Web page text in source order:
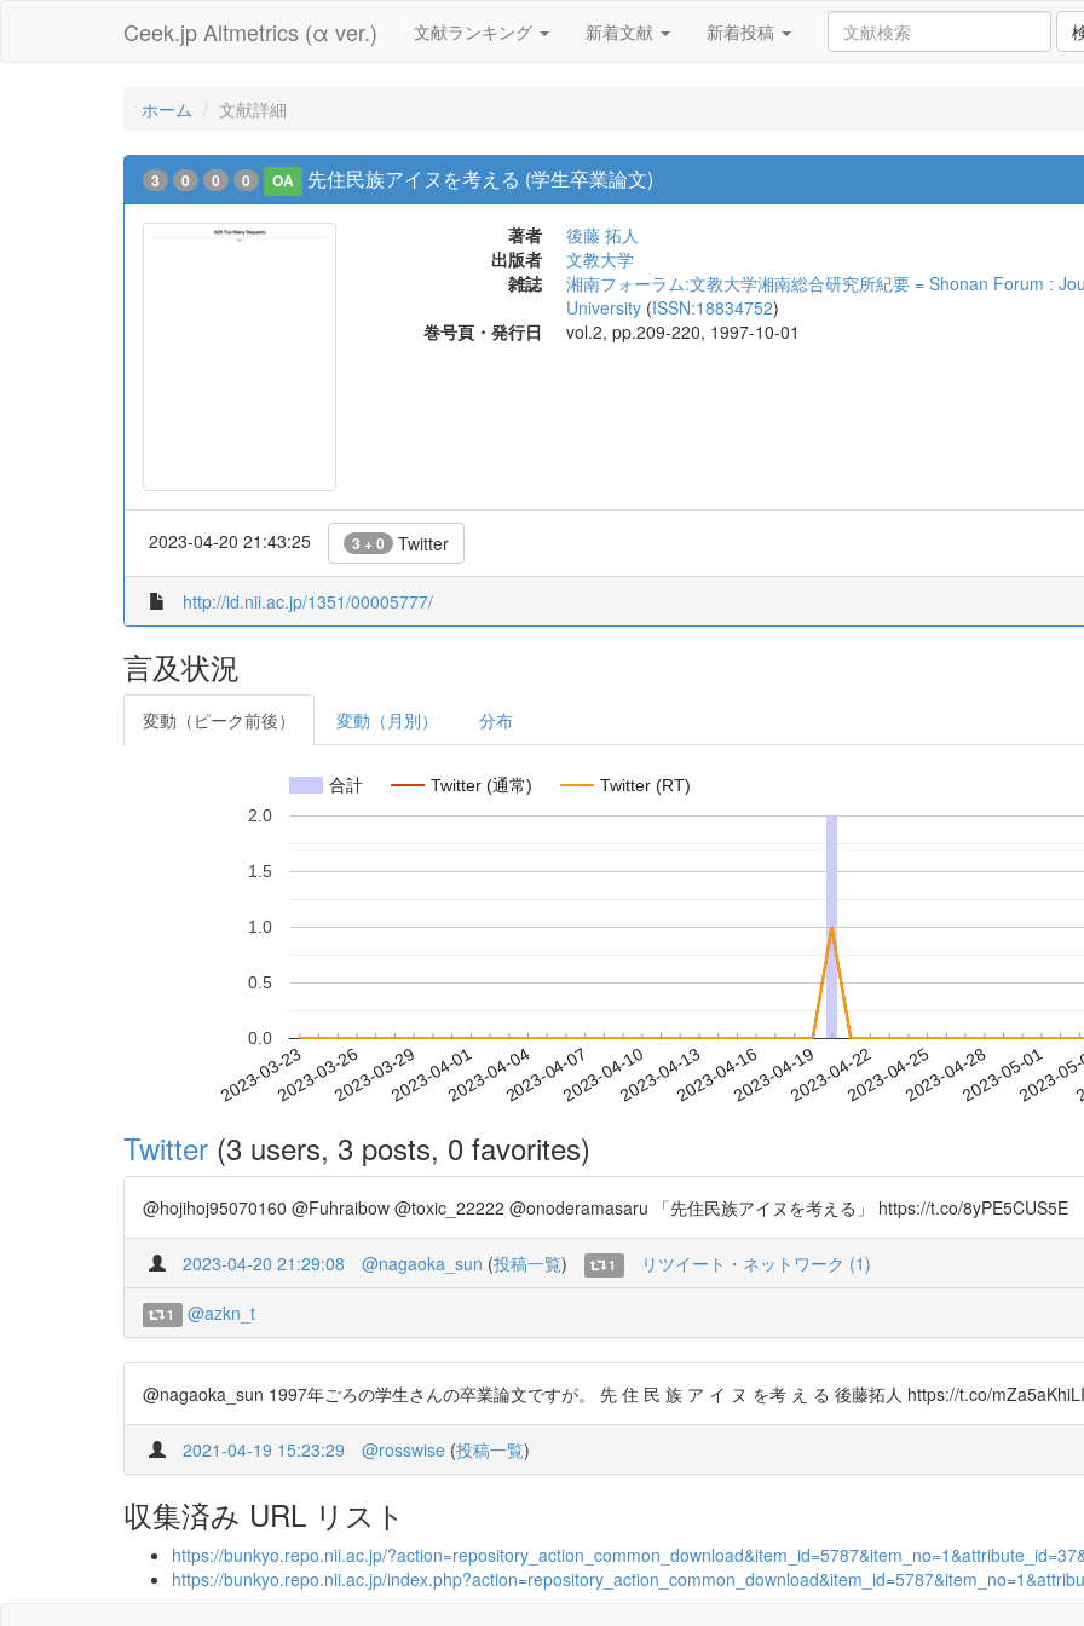
Ceek.jp Altmetrics (α ver.) 文献ランキング 新着文献 新着投稿
ホーム 文献詳細
3 0 0 0 OA 先住民族アイヌを考える (学生卒業論文)
著者
後藤 拓人
出版者
文教大学
雑誌
湘南フォーラム:文教大学湘南総合研究所紀要 = Shonan Forum :
University (ISSN:18834752)
巻号頁・発行日
vol.2, pp.209-220, 1997-10-01
2023-04-20 21:43:25 3 + 0 Twitter
http://id.nii.ac.jp/1351/00005777/
言及状況
変動（ピーク前後） 変動（月別） 分布
合計 Twitter (通常) Twitter (RT)
2023-03-232023-03-262023-03-292023-04-012023-04-042023-04-072023-04-102023-04-132023-04-162023-04-192023-04-222023-04-252023-04-282023-05-01
2023-
0.0
0.5
1.0
1.5
2.0
Twitter (3 users, 3 posts, 0 favorites)
@hojihoj95070160 @Fuhraibow @toxic_22222 @onoderamasaru 「先住民族アイヌを考える」 https://t.co/8yPE5CUS5E
2023-04-20 21:29:08 @nagaoka_sun (投稿一覧) 1 リツイート・ネットワーク (1)
1 @azkn_t
@nagaoka_sun 1997年ごろの学生さんの卒業論文ですが。 先 住 民 族 ア イ ヌ を考 え る 後藤拓人 https://t.co/mZa5aKhiLI
2021-04-19 15:23:29 @rosswise (投稿一覧)
収集済み URL リスト
https://bunkyo.repo.nii.ac.jp/
https://bunkyo.repo.nii.ac.jp/